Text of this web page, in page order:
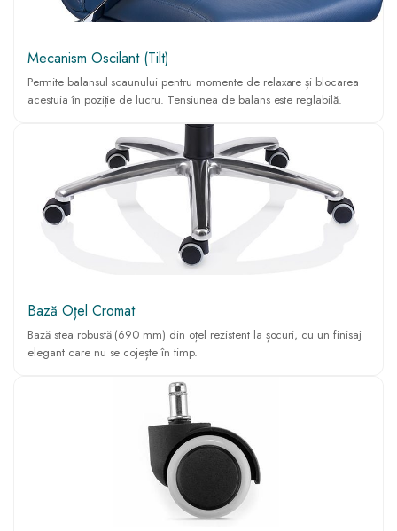
Mecanism Oscilant (Tilt)
Permite balansul scaunului pentru momente de relaxare și blocarea
acestuia în poziție de lucru. Tensiunea de balans este reglabilă.
Bază Oțel Cromat
Bază stea robustă (690 mm) din oțel rezistent la șocuri, cu un finisaj
elegant care nu se cojește în timp.